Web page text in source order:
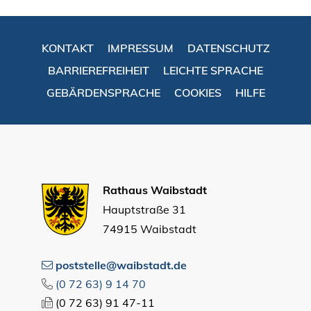
KONTAKT IMPRESSUM
DATENSCHUTZ
BARRIEREFREIHEIT
LEICHTE SPRACHE
GEBÄRDENSPRACHE
COOKIES HILFE
Rathaus Waibstadt
Hauptstraße 31
74915 Waibstadt
poststelle@waibstadt.de
(0 72 63) 9 14 70
(0 72 63) 91 47-11